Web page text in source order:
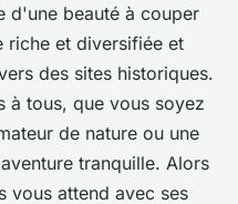
d'une beauté à couper
riche et diversifiée et
des sites historiques.
à tous, que vous soyez
de nature ou une
tranquille. Alors
vous attend avec ses